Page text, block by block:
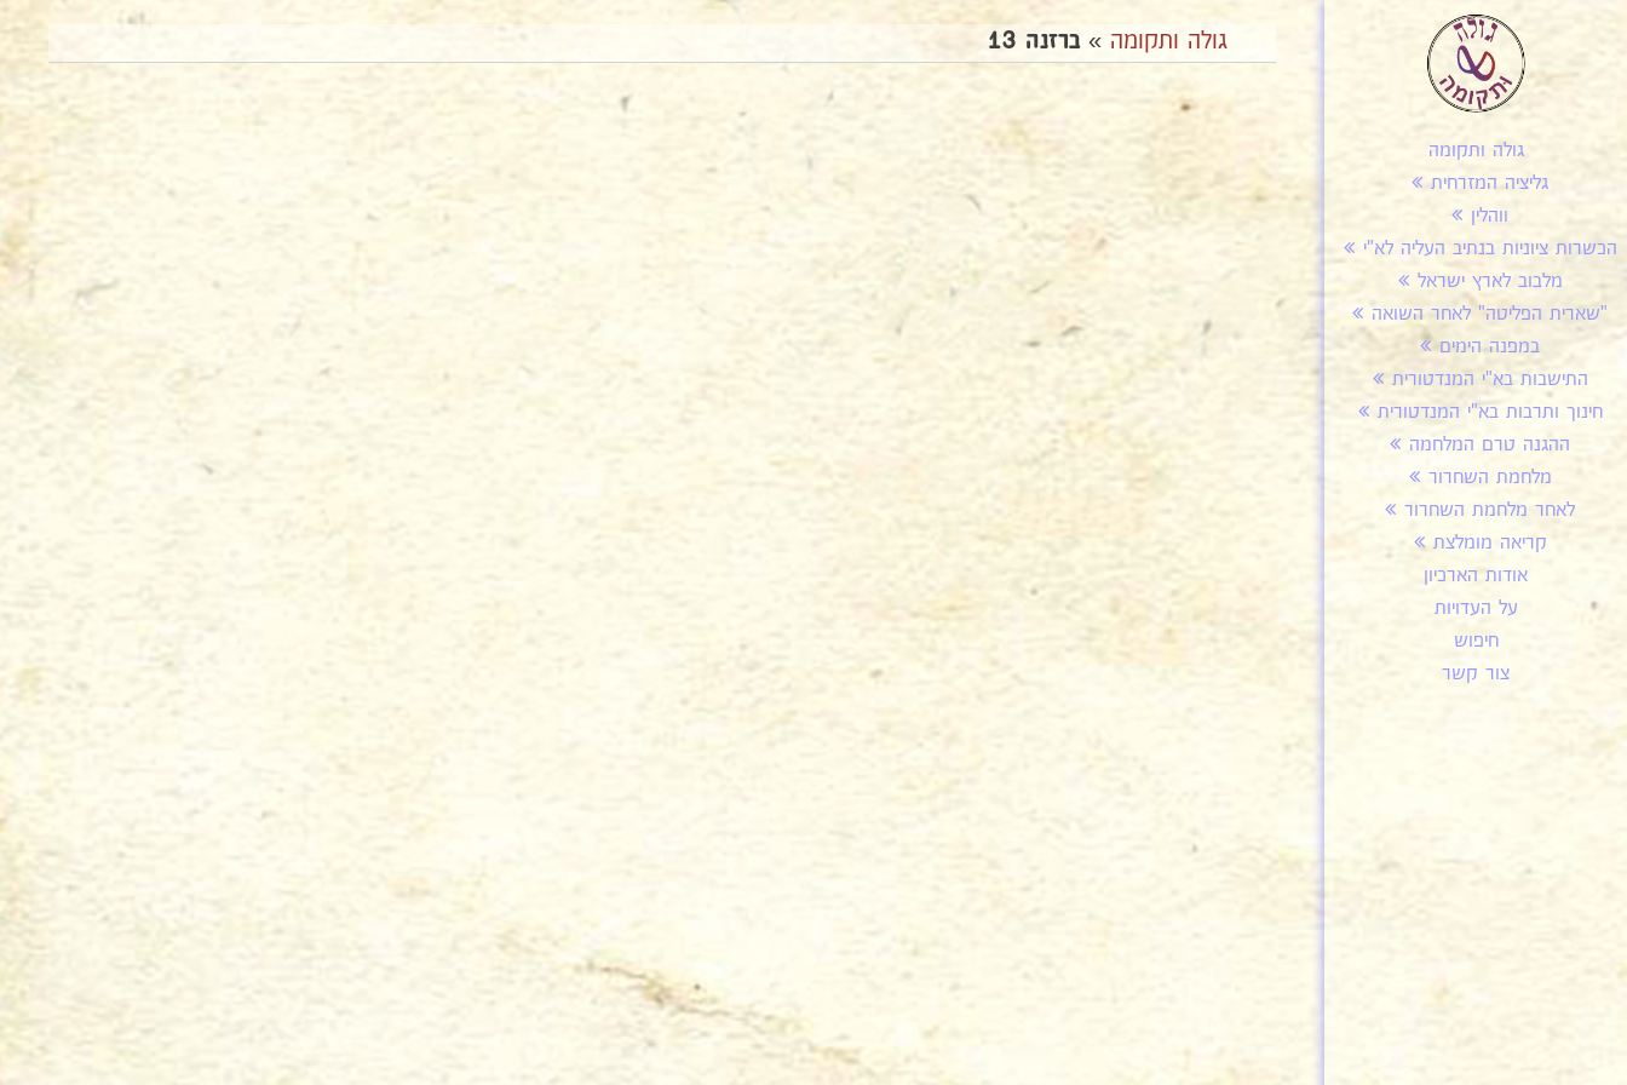
גולה ותקומה
גליציה המזרחית
ווהלין
הכשרות ציוניות בנתיב העליה לא"י
מלבוב לארץ ישראל
"שארית הפליטה" לאחר השואה
במפנה הימים
התישבות בא"י המנדטורית
חינוך ותרבות בא"י המנדטורית
ההגנה טרם המלחמה
מלחמת השחרור
לאחר מלחמת השחרור
קריאה מומלצת
אודות הארכיון
על העדויות
חיפוש
צור קשר
גולה ותקומה »ברזנה 13